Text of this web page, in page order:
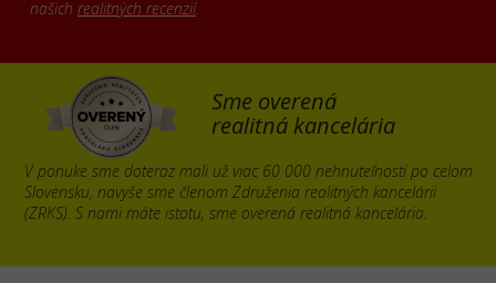
našich realitných recenzií.
Sme overená
realitná kancelária
V ponuke sme doteraz mali už viac 60 000 nehnuteľností po celom
Slovensku, navyše sme členom Združenia realitných kancelárii
(ZRKS). S nami máte istotu, sme overená realitná kancelária.